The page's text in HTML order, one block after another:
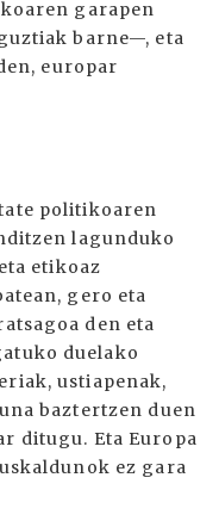
garapen
barne—, eta
europar
politikoaren
lagunduko
etikoaz
gero eta
den eta
duelako
ustiapenak,
baztertzen duen
ditugu. Eta Europa
ez gara